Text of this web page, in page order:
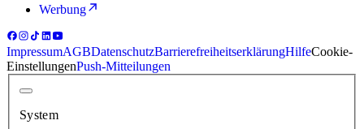
Werbung
ImpressumAGBDatenschutzBarrierefreiheitserklärungHilfeCookie-
EinstellungenPush-Mitteilungen
System